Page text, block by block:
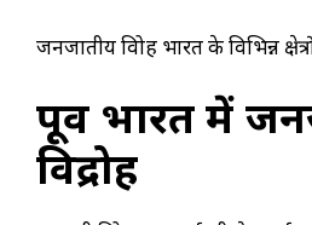
जनजातीय विद्रोह भारत के विभिन्न
पूर्वी भारत में
विद्रोह